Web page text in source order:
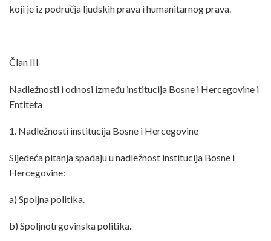
koji je iz područja ljudskih prava i humanitarnog prava.
Član III
Nadležnosti i odnosi između institucija Bosne i Hercegovine i
Entiteta
1. Nadležnosti institucija Bosne i Hercegovine
Sljedeća pitanja spadaju u nadležnost institucija Bosne i
Hercegovine:
a) Spoljna politika.
b) Spoljnotrgovinska politika.